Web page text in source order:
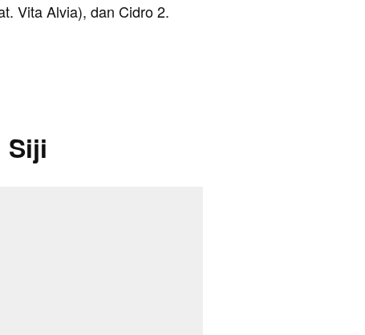
Vita Alvia), dan Cidro 2.
Siji